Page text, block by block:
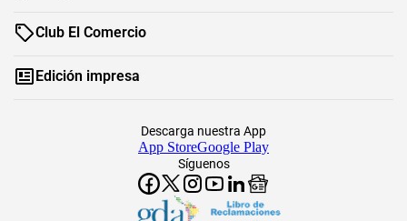
Club El Comercio
Edición impresa
Síguenos
Descarga nuestra App
App StoreGoogle Play